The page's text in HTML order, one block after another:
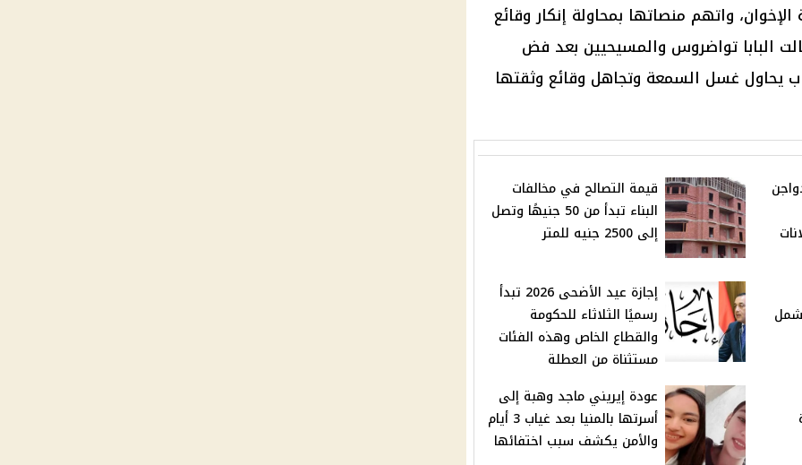
واتهم منصاتها بمحاولة إنكار وقائع
البابا تواضروس والمسيحيين بعد فض
يحاول غسل السمعة وتجاهل وقائع وثقتها
قيمة التصالح في مخالفات
البناء تبدأ من 50 جنيهًا وتصل
إلى 2500 جنيه للمتر
من 2026 تشمل
إجازة عيد الأضحى 2026 تبدأ
رسميًا الثلاثاء للحكومة
والقطاع الخاص وهذه الفئات
مستثناة من العطلة
عودة إيريني ماجد وهبة إلى
أسرتها بالمنيا بعد غياب 3 أيام
والأمن يكشف سبب اختفائها